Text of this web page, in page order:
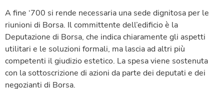
A fine ‘700 si rende necessaria una sede dignitosa per le
riunioni di Borsa. Il committente dell’edificio è la
Deputazione di Borsa, che indica chiaramente gli aspetti
utilitari e le soluzioni formali, ma lascia ad altri più
competenti il giudizio estetico. La spesa viene sostenuta
con la sottoscrizione di azioni da parte dei deputati e dei
negozianti di Borsa.